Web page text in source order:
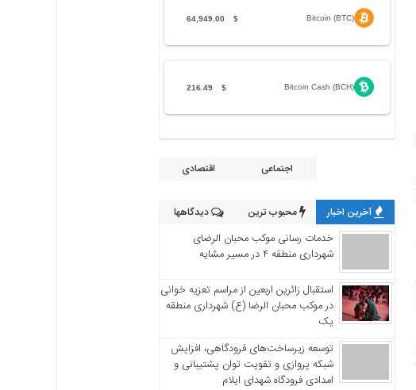
Bitcoin (BTC)
$
64,949.00
Bitcoin Cash (BCH)
$
216.49
اجتماعی اقتصادی
آخرین اخبار محبوب ترین دیدگاهها
خدمات رسانی موکب محبان الرضای
شهرداری منطقه ۴ در مسیر مشایه
استقبال زائرین اربعین از مراسم تعزیه خوانی
در موکب محبان الرضا (ع) شهرداری منطقه
یک
توسعه زیرساخت‌های فرودگاهی، افزایش
شبکه پروازی و تقویت توان پشتیبانی و
امدادی فرودگاه شهدای ایلام